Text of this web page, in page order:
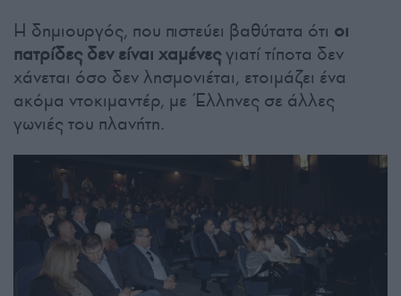
Η δημιουργός, που πιστεύει βαθύτατα ότι οι
πατρίδες δεν είναι χαμένεςγιατί τίποτα δεν
χάνεται όσο δεν λησμονιέται, ετοιμάζει ένα
ακόμα ντοκιμαντέρ, με Έλληνες σε άλλες
γωνιές του πλανήτη.